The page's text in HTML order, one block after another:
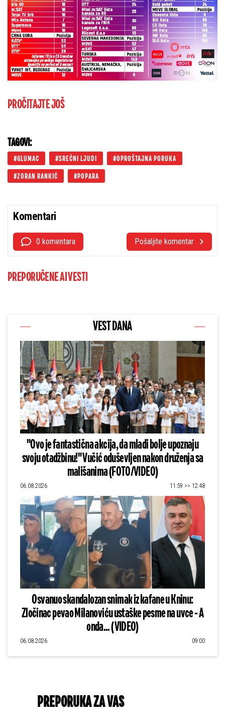
PROČITAJTE JOŠ
TAGOVI:
GLUMAC SREĆNI LJUDI OPROŠTAJNA PORUKA
ZORAN RANKIĆ POPARA
Komentari
0 komentara Pošaljite komentar
PREPORUČENE AI VESTI
VEST DANA
"Ovo je fantastična akcija, da mladi bolje upoznaju
svoju otadžbinu!" Vučić oduševljen nakon druženja sa
mališanima (FOTO/VIDEO)
06.08.2026 11:59 >> 12:48
Osvanuo skandalozan snimak iz kafane u Kninu:
Zločinac pevao Milanoviću ustaške pesme na uvce - A
onda... (VIDEO)
06.08.2026 09:00
PREPORUKA ZA VAS